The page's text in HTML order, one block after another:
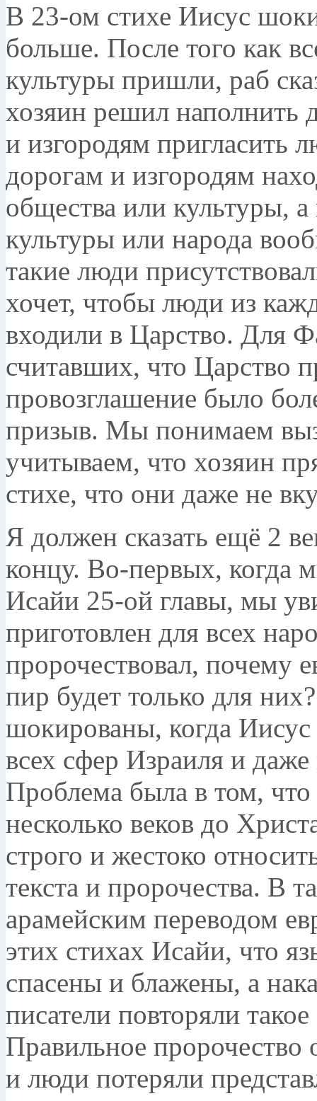
В 23-ом стихе Иисус
больше. После того как
культуры пришли, раб
хозяин решил наполнить
и изгородям пригласить
дорогам и изгородям
общества или культуры,
культуры или народа
такие люди
хочет, чтобы люди из
входили в Царство. Для
считавших, что Царство
провозглашение было
призыв. Мы понимаем
учитываем, что хозяин
стихе, что они даже не
Я должен сказать ещё 2
концу. Во-первых, когда
Исайи 25-ой главы, мы
приготовлен для всех
пророчествовал, почему
пир будет только для
шокированы, когда
всех сфер Израиля и
Проблема была в том,
несколько веков до
строго и жестоко
текста и пророчества. В
арамейским переводом
этих стихах Исайи, что
спасены и блажены, а
писатели повторяли
Правильное
и люди потеряли